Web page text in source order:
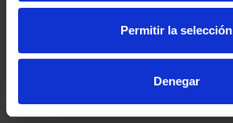
Permitir la selección
Denegar